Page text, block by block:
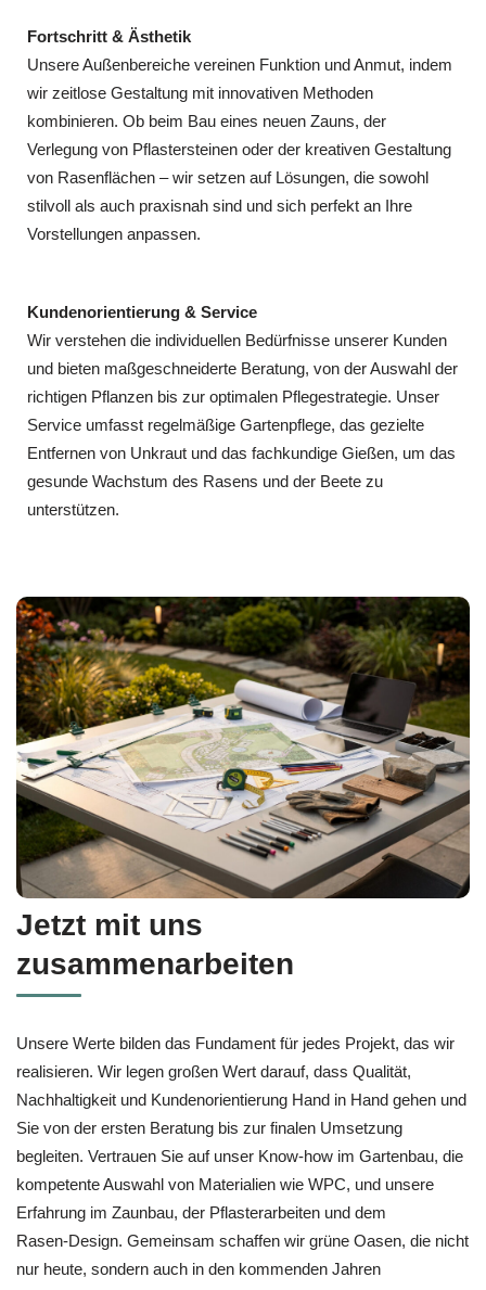
Kundenorientierung & Service
Wir verstehen die individuellen Bedürfnisse unserer Kunden
und bieten maßgeschneiderte Beratung, von der Auswahl der
richtigen Pflanzen bis zur optimalen Pflegestrategie. Unser
Service umfasst regelmäßige Gartenpflege, das gezielte
Entfernen von Unkraut und das fachkundige Gießen, um das
gesunde Wachstum des Rasens und der Beete zu
unterstützen.
Fortschritt & Ästhetik
Unsere Außenbereiche vereinen Funktion und Anmut, indem
wir zeitlose Gestaltung mit innovativen Methoden
kombinieren. Ob beim Bau eines neuen Zauns, der
Verlegung von Pflastersteinen oder der kreativen Gestaltung
von Rasenflächen – wir setzen auf Lösungen, die sowohl
stilvoll als auch praxisnah sind und sich perfekt an Ihre
Vorstellungen anpassen.
Jetzt mit uns
zusammenarbeiten
Unsere Werte bilden das Fundament für jedes Projekt, das wir
realisieren. Wir legen großen Wert darauf, dass Qualität,
Nachhaltigkeit und Kundenorientierung Hand in Hand gehen und
Sie von der ersten Beratung bis zur finalen Umsetzung
begleiten. Vertrauen Sie auf unser Know‑how im Gartenbau, die
kompetente Auswahl von Materialien wie WPC, und unsere
Erfahrung im Zaunbau, der Pflasterarbeiten und dem
Rasen‑Design. Gemeinsam schaffen wir grüne Oasen, die nicht
nur heute, sondern auch in den kommenden Jahren